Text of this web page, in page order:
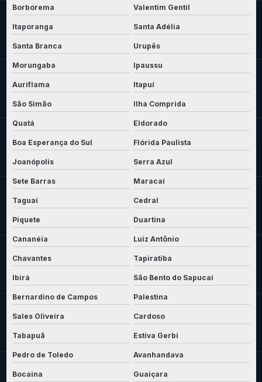
Borborema Valentim Gentil
Itaporanga Santa Adélia
Santa Branca Urupês
Morungaba Ipaussu
Auriflama Itapuí
São Simão Ilha Comprida
Quatá Eldorado
Boa Esperança do Sul Flórida Paulista
Joanópolis Serra Azul
Sete Barras Maracaí
Taguaí Cedral
Piquete Duartina
Cananéia Luiz Antônio
Chavantes Tapiratiba
Ibirá São Bento do Sapucaí
Bernardino de Campos Palestina
Sales Oliveira Cardoso
Tabapuã Estiva Gerbi
Pedro de Toledo Avanhandava
Bocaina Guaiçara